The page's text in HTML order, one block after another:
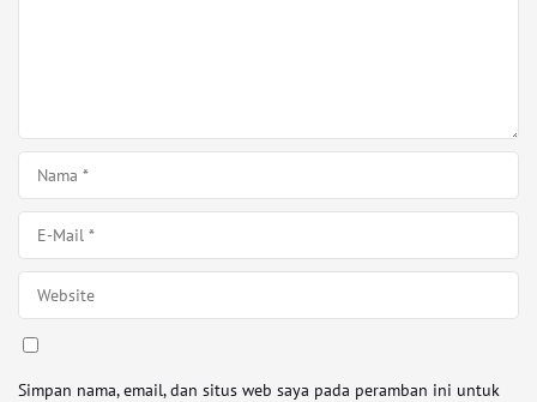
Simpan nama, email, dan situs web saya pada peramban ini untuk